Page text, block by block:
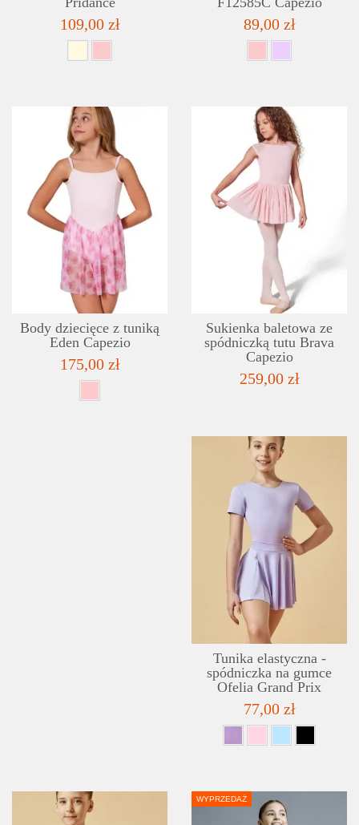
109,00 zł 89,00 zł
LISTA ŻYCZEŃ
SZCZEGÓŁY
Body dziecięce z tuniką
Eden Capezio
175,00 zł
Sukienka baletowa ze
spódniczką tutu Brava
Capezio
259,00 zł
Tunika elastyczna -
spódniczka na gumce
Ofelia Grand Prix
77,00 zł
WYPRZEDAŻ